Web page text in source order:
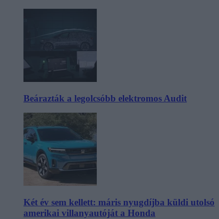
Beárazták a legolcsóbb elektromos Audit
Két év sem kellett: máris nyugdíjba küldi utolsó
amerikai villanyautóját a Honda